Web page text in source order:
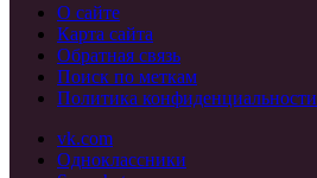
О сайте
Карта сайта
Обратная связь
Поиск по меткам
Политика конфиденциальности
vk.com
Одноклассники